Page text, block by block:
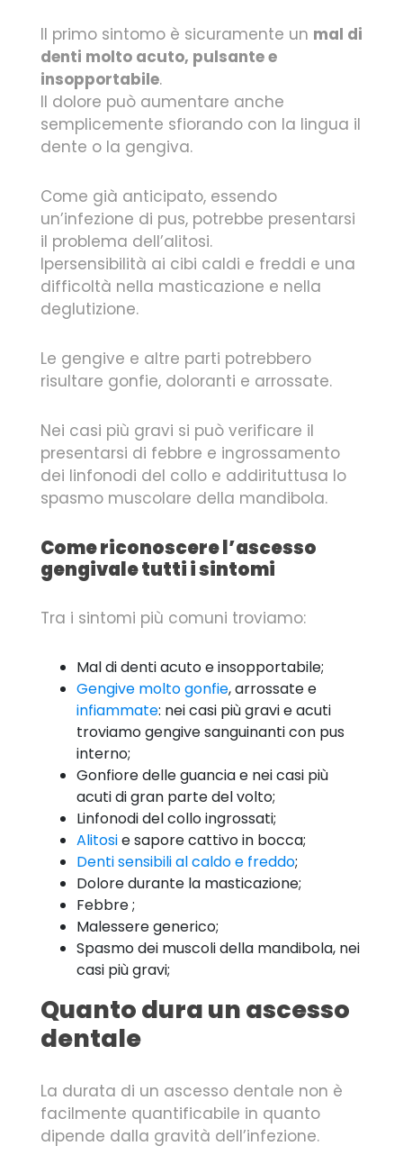
Il primo sintomo è sicuramente un mal di
denti molto acuto, pulsante e
insopportabile.
Il dolore può aumentare anche
semplicemente sfiorando con la lingua il
dente o la gengiva.
Come già anticipato, essendo
un’infezione di pus, potrebbe presentarsi
il problema dell’alitosi.
Ipersensibilità ai cibi caldi e freddi e una
difficoltà nella masticazione e nella
deglutizione.
Le gengive e altre parti potrebbero
risultare gonfie, doloranti e arrossate.
Nei casi più gravi si può verificare il
presentarsi di febbre e ingrossamento
dei linfonodi del collo e addirituttusa lo
spasmo muscolare della mandibola.
Come riconoscere l’ascesso
gengivale tutti i sintomi
Tra i sintomi più comuni troviamo:
Mal di denti acuto e insopportabile;
Gengive molto gonfie, arrossate e
infiammate: nei casi più gravi e acuti
troviamo gengive sanguinanti con pus
interno;
Gonfiore delle guancia e nei casi più
acuti di gran parte del volto;
Linfonodi del collo ingrossati;
Alitosie sapore cattivo in bocca;
Denti sensibili al caldo e freddo;
Dolore durante la masticazione;
Febbre ;
Malessere generico;
Spasmo dei muscoli della mandibola, nei
casi più gravi;
Quanto dura un ascesso
dentale
La durata di un ascesso dentale non è
facilmente quantificabile in quanto
dipende dalla gravità dell’infezione.